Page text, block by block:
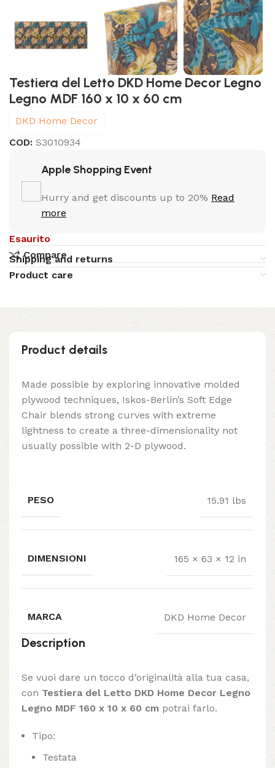
Testiera del Letto DKD Home Decor Legno
Legno MDF 160 x 10 x 60 cm
DKD Home Decor
COD:S3010934
Apple Shopping Event
Hurry and get discounts up to 20% Read
more
Esaurito
Compare
Shipping and returns
Product care
Product details
Made possible by exploring innovative molded
plywood techniques, Iskos-Berlin’s Soft Edge
Chair blends strong curves with extreme
lightness to create a three-dimensionality not
usually possible with 2-D plywood.
PESO 15.91 lbs
DIMENSIONI 165 × 63 × 12 in
MARCA DKD Home Decor
Description
Se vuoi dare un tocco d’originalità alla tua casa,
con Testiera del Letto DKD Home Decor Legno
Legno MDF 160 x 10 x 60 cm potrai farlo.
Tipo:
Testata